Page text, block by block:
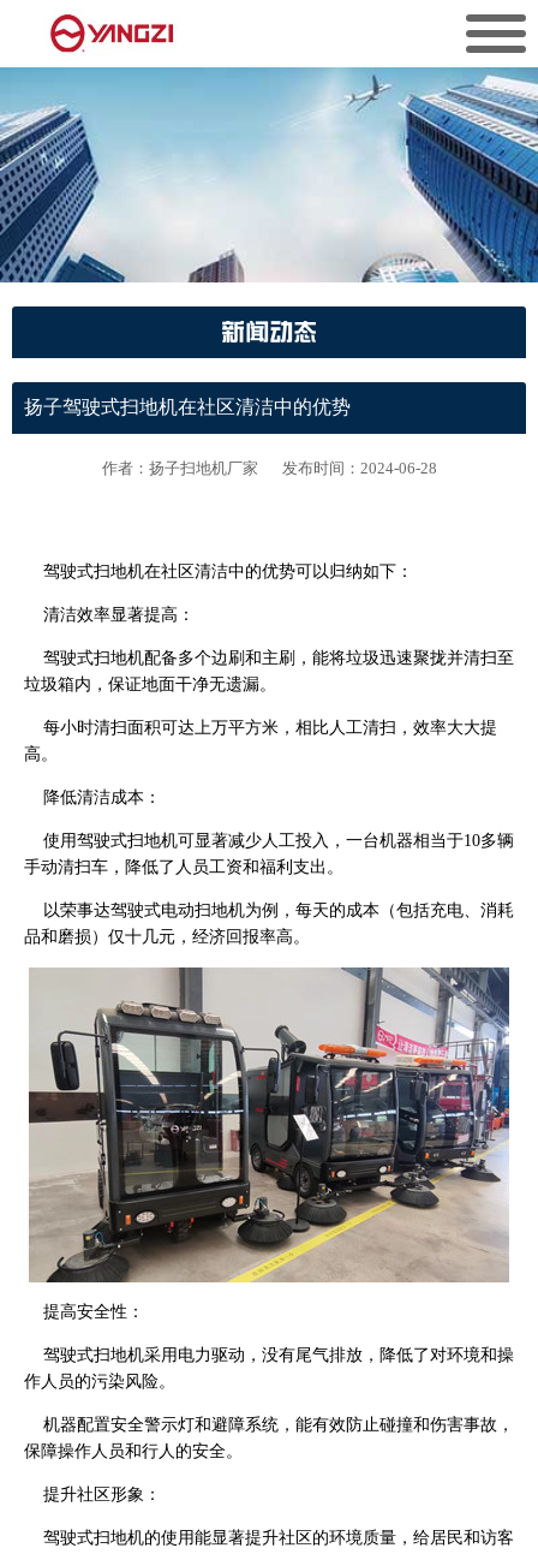
新闻动态
扬子驾驶式扫地机在社区清洁中的优势
作者：扬子扫地机厂家 发布时间：2024-06-28
驾驶式扫地机在社区清洁中的优势可以归纳如下：
清洁效率显著提高：
驾驶式扫地机配备多个边刷和主刷，能将垃圾迅速聚拢并清扫至
垃圾箱内，保证地面干净无遗漏。
每小时清扫面积可达上万平方米，相比人工清扫，效率大大提
高。
降低清洁成本：
使用驾驶式扫地机可显著减少人工投入，一台机器相当于10多辆
手动清扫车，降低了人员工资和福利支出。
以荣事达驾驶式电动扫地机为例，每天的成本（包括充电、消耗
品和磨损）仅十几元，经济回报率高。
提高安全性：
驾驶式扫地机采用电力驱动，没有尾气排放，降低了对环境和操
作人员的污染风险。
机器配置安全警示灯和避障系统，能有效防止碰撞和伤害事故，
保障操作人员和行人的安全。
提升社区形象：
驾驶式扫地机的使用能显著提升社区的环境质量，给居民和访客